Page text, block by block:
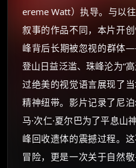
ereme Watt）执导。与以
叙事的作品不同，本片开
峰背后长期被忽视的群体
登山日益泛滥、珠峰沦为“
过绝美的视觉语言展现了
精神纽带。影片记录了尼
马·次仁·夏尔巴为了平息山
峰回收遗体的震撼过程。
冒险，更是一次关于自然